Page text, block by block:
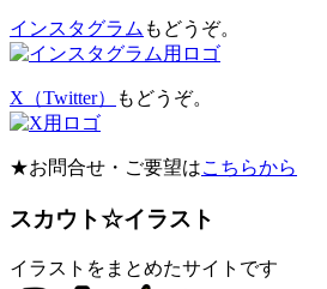
インスタグラム もどうぞ。
X（Twitter） もどうぞ。
★お問合せ・ご要望はこちらから
スカウト☆イラスト
イラストをまとめたサイトです